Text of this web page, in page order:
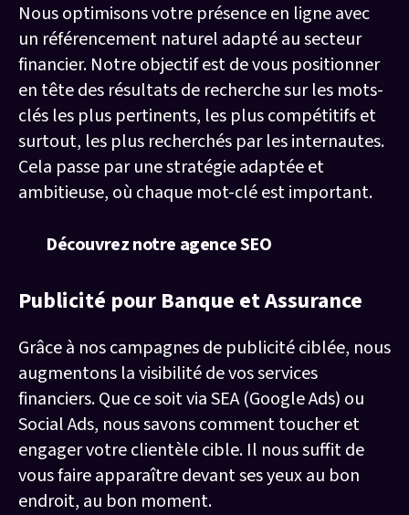
Nous optimisons votre présence en ligne avec
un référencement naturel adapté au secteur
financier. Notre objectif est de vous positionner
en tête des résultats de recherche sur les mots-
clés les plus pertinents, les plus compétitifs et
surtout, les plus recherchés par les internautes.
Cela passe par une stratégie adaptée et
ambitieuse, où chaque mot-clé est important.
Découvrez notre agence SEO
Publicité pour Banque et Assurance
Grâce à nos campagnes de publicité ciblée, nous
augmentons la visibilité de vos services
financiers. Que ce soit via SEA (Google Ads) ou
Social Ads, nous savons comment toucher et
engager votre clientèle cible. Il nous suffit de
vous faire apparaître devant ses yeux au bon
endroit, au bon moment.